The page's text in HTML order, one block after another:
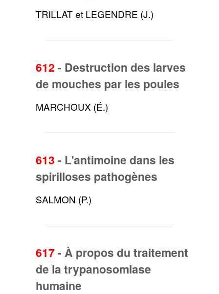
TRILLAT et LEGENDRE (J.)
612 - Destruction des larves
de mouches par les poules
MARCHOUX (É.)
613 - L'antimoine dans les
spirilloses pathogènes
SALMON (P.)
617-À propos du traitement
de la trypanosomiase
humaine